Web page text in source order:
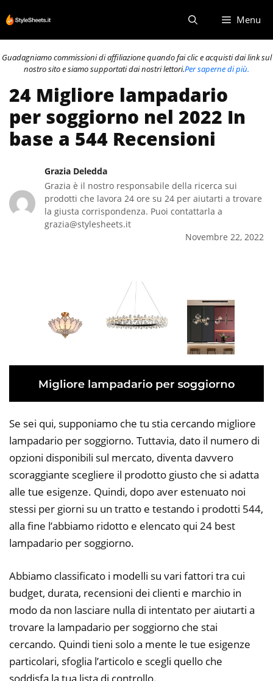
al
contenuto
Menu
Guadagniamo commissioni di affiliazione quando fai clic e acquisti dai link sul
nostro sito e siamo supportati dai nostri lettori.Per saperne di più.
24 Migliore lampadario
per soggiorno nel 2022 In
base a 544 Recensioni
Grazia Deledda
Grazia è il nostro responsabile della ricerca sui
prodotti che lavora 24 ore su 24 per aiutarti a trovare
la giusta corrispondenza. Puoi contattarla a
grazia@stylesheets.it
Novembre 22, 2022
Se sei qui, supponiamo che tu stia cercando migliore
lampadario per soggiorno. Tuttavia, dato il numero di
opzioni disponibili sul mercato, diventa davvero
scoraggiante scegliere il prodotto giusto che si adatta
alle tue esigenze. Quindi, dopo aver estenuato noi
stessi per giorni su un tratto e testando i prodotti 544,
alla fine l’abbiamo ridotto e elencato qui 24 best
lampadario per soggiorno.
Abbiamo classificato i modelli su vari fattori tra cui
budget, durata, recensioni dei clienti e marchio in
modo da non lasciare nulla di intentato per aiutarti a
trovare la lampadario per soggiorno che stai
cercando. Quindi tieni solo a mente le tue esigenze
particolari, sfoglia l’articolo e scegli quello che
soddisfa la tua lista di controllo.